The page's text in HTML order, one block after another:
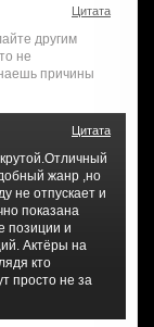
Цитата
другим
не
причины
Цитата
жанр ,но
не отпускает и
показана
позиции и
Актёры на
кто
просто не за